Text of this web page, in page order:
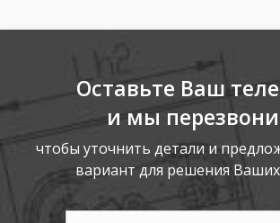
Оставьте Ваш
и мы
чтобы уточнить детали и
вариант для решения Ваших